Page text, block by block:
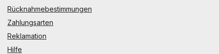
Rücknahmebestimmungen
Zahlungsarten
Reklamation
Hilfe